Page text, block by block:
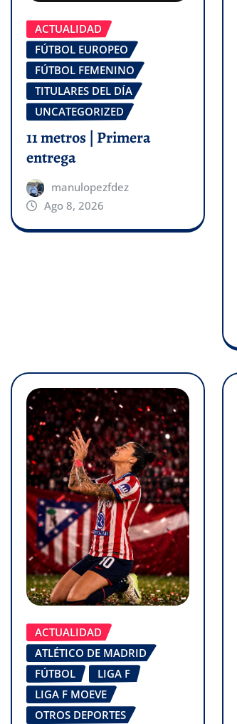
ACTUALIDAD
FÚTBOL EUROPEO
FÚTBOL FEMENINO
TITULARES DEL DÍA
UNCATEGORIZED
11 metros | Primera
entrega
manulopezfdez
Ago 8, 2026
ACTUALIDAD
ATLÉTICO DE MADRID
FÚTBOL
LIGA F
LIGA F MOEVE
OTROS DEPORTES